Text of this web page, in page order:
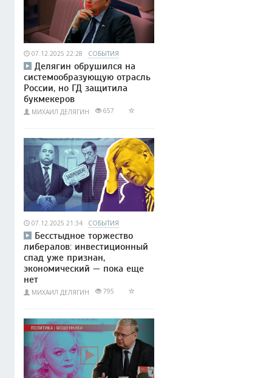
07.12.2025 22:28 СОБЫТИЯ
Делягин обрушился на
системообразующую отрасль
России, но ГД защитила
букмекеров
МИХАИЛ ДЕЛЯГИН 657
07.12.2025 21:34 СОБЫТИЯ
Бесстыдное торжество
либералов: инвестиционный
спад уже признан,
экономический — пока еще
нет
МИХАИЛ ДЕЛЯГИН 795